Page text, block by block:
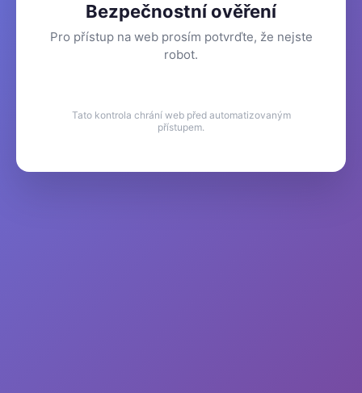
Bezpečnostní ověření
Pro přístup na web prosím potvrďte, že nejste
robot.
Tato kontrola chrání web před automatizovaným
přístupem.